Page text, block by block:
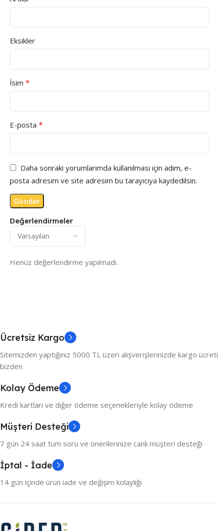
Değerlendirmeler
Henüz değerlendirme yapılmadı.
Eksikler
İsim *
E-posta *
Daha sonraki yorumlarımda kullanılması için adım, e-
posta adresim ve site adresim bu tarayıcıya kaydedilsin.
Ücretsiz Kargo
Sitemizden yaptığınız 5000 TL üzeri alışverişlerinizde kargo ücreti
bizden
Kolay Ödeme
Kredi kartları ve diğer ödeme seçenekleriyle kolay ödeme
Müşteri Desteği
7 gün 24 saat tüm soru ve önerilerinize canlı müşteri desteği
İptal - İade
14 gün içinde ürün iade ve değişim kolaylığı